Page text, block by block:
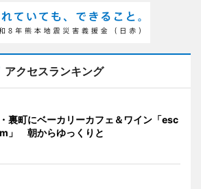
アクセスランキング
裏町にベーカリーカフェ＆ワイン「esc
」 朝からゆっくりと